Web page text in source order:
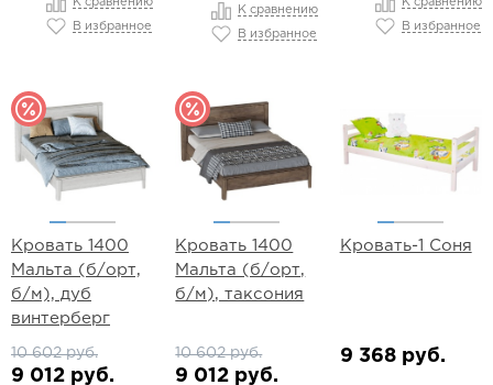
К сравнению
В избранное
К сравнению
В избранное
К сравнению
В избранное
Кровать 1400
Мальта (б/орт,
б/м), дуб
винтерберг
10 602 руб.
9 012 руб.
Кровать 1400
Мальта (б/орт,
б/м), таксония
10 602 руб.
9 012 руб.
Кровать-1 Соня
9 368 руб.